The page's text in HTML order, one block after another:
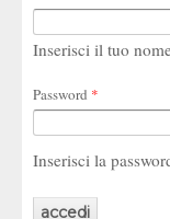
Inserisci il tuo
Password *
Inserisci la